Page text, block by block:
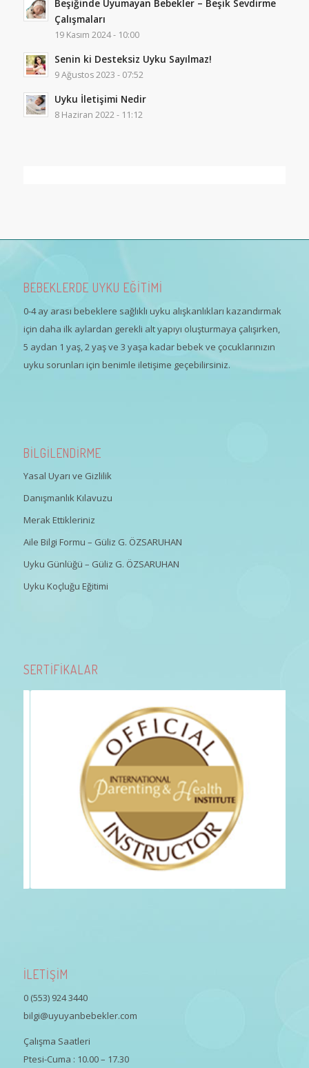
Beşiğinde Uyumayan Bebekler – Beşik Sevdirme
Çalışmaları
19 Kasım 2024 - 10:00
Senin ki Desteksiz Uyku Sayılmaz!
9 Ağustos 2023 - 07:52
Uyku İletişimi Nedir
8 Haziran 2022 - 11:12
BEBEKLERDE UYKU EĞİTİMİ
0-4 ay arası bebeklere sağlıklı uyku alışkanlıkları kazandırmak
için daha ilk aylardan gerekli alt yapıyı oluşturmaya çalışırken,
5 aydan 1 yaş, 2 yaş ve 3 yaşa kadar bebek ve çocuklarınızın
uyku sorunları için benimle iletişime geçebilirsiniz.
BİLGİLENDİRME
Yasal Uyarı ve Gizlilik
Danışmanlık Kılavuzu
Merak Ettikleriniz
Aile Bilgi Formu – Güliz G. ÖZSARUHAN
Uyku Günlüğü – Güliz G. ÖZSARUHAN
Uyku Koçluğu Eğitimi
SERTİFİKALAR
İLETİŞİM
0 (553) 924 3440
bilgi@uyuyanbebekler.com
Çalışma Saatleri
Ptesi-Cuma : 10.00 – 17.30